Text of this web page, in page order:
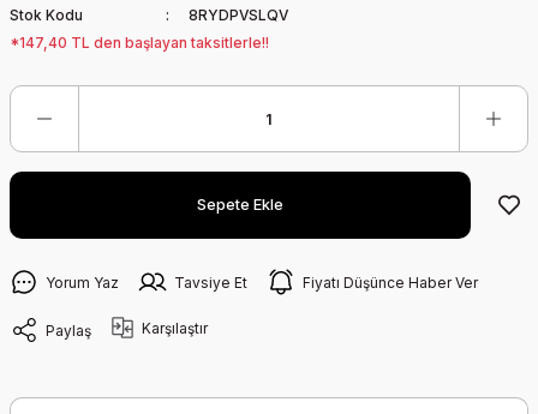
Stok Kodu
8RYDPVSLQV
*147,40 TL den başlayan taksitlerle!!
Sepete Ekle
Yorum Yaz Tavsiye Et Fiyatı Düşünce Haber Ver
Paylaş Karşılaştır